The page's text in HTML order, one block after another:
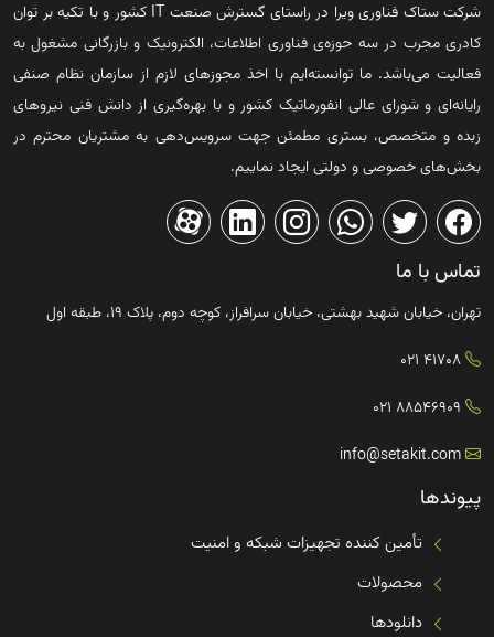
شرکت ستاک فناوری ویرا در راستای گسترش صنعت IT کشور و با تکیه بر توان
کادری مجرب در سه حوزه‌ی فناوری اطلاعات، الکترونیک و بازرگانی مشغول به
فعالیت می‌باشد. ما توانسته‌ایم با اخذ مجوزهای لازم از سازمان نظام صنفی
رایانه‌ای و شورای عالی انفورماتیک کشور و با بهره‌گیری از دانش فنی نیروهای
زبده و متخصص، بستری مطمئن جهت سرویس‌دهی به مشتریان محترم در
بخش‌های خصوصی و دولتی ایجاد نماییم.
تماس با ما
تهران، خیابان شهید بهشتی، خیابان سرافراز، کوچه دوم، پلاک ۱۹، طبقه اول
41708 021
88546909 021
info@setakit.com
پیوندها
تأمین کننده تجهیزات شبکه و امنیت
محصولات
دانلودها